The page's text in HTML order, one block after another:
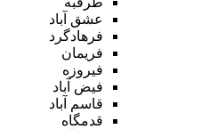
عشق آباد
فرهادگرد
فریمان
فیروزه
فیض آباد
قاسم آباد
قدمگاه